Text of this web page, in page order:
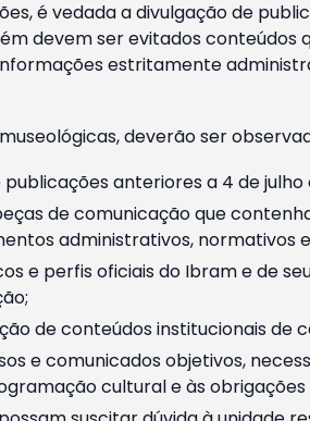
é vedada a divulgação de
devem ser evitados
estritamente
deverão ser
anteriores a 4 de
de comunicação que
administrativos, normativos
e perfis oficiais do Ibram e de
de conteúdos institucionais de
e comunicados objetivos,
cultural e às